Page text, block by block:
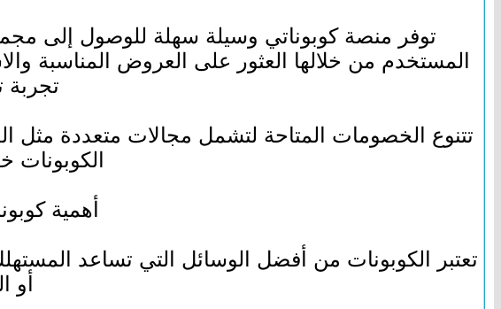
توفر منصة كوبوناتي وسيلة سهلة للوصول إلى
المستخدم من خلالها العثور على العروض المناسبة
تجربة
تتنوع الخصومات المتاحة لتشمل مجالات متعددة مثل
أهمية
تعتبر الكوبونات من أفضل الوسائل التي تساعد
أو